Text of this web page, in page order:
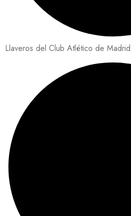
Llaveros del Club Atlético de Madrid